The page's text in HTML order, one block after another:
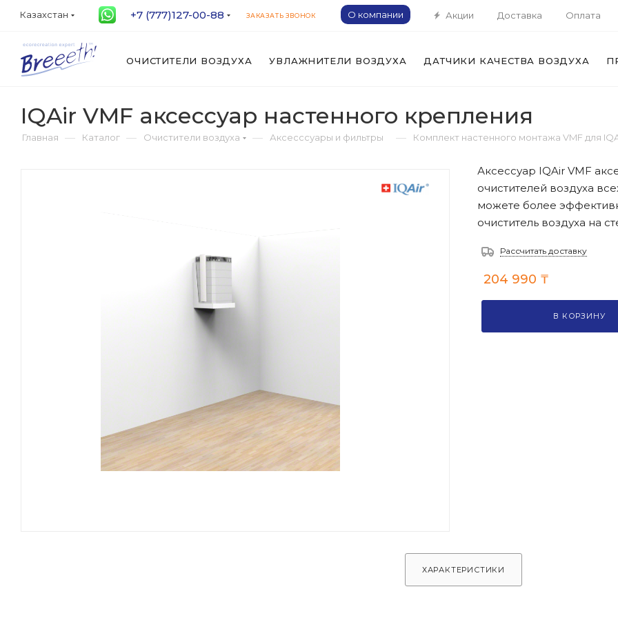
Казахстан +7 (777)127-00-88 ЗАКАЗАТЬ ЗВОНОК О компании Акции Доставка Оплата
ОЧИСТИТЕЛИ ВОЗДУХА УВЛАЖНИТЕЛИ ВОЗДУХА ДАТЧИКИ КАЧЕСТВА ВОЗДУХА
IQAir VMF аксессуар настенного крепления
Главная — Каталог — Очистители воздуха — Аксесссуары и фильтры — Комплект настенного монтажа VMF для
Аксессуар IQAir VMF
очистителей воздуха
можете более
очиститель воздуха на
Рассчитать доставку
204 990 ₸
В КОРЗИНУ
ХАРАКТЕРИСТИКИ